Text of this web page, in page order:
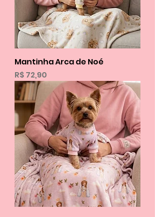
Mantinha Arca de Noé
Preço
R$ 72,90